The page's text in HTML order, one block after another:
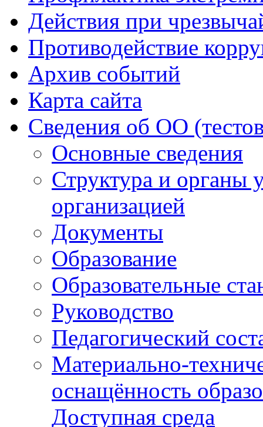
Действия при
Противодействие
Архив событий
Карта сайта
Сведения об ОО
Основные сведения
Структура и органы
организацией
Документы
Образование
Образовательные
Руководство
Педагогический
Материально-
оснащённость
Доступная среда